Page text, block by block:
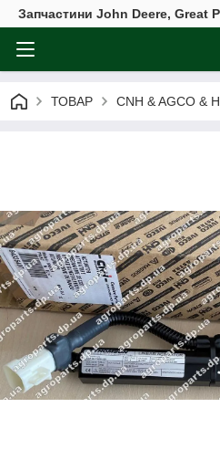
Запчастини John Deere, Great
ТОВАР CNH & AGCO &